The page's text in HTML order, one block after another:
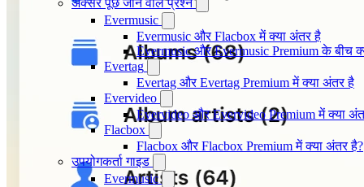
अक्सर पूछे जाने वाले प्रश्न
Evermusic
Evermusic और Flacbox में क्या अंतर है
Evermusic और Evermusic Premium के बीच
Evertag
Evertag और Evertag Premium में क्या अंतर है
Evervideo
Evervideo और Evervideo Premium में क्या
Flacbox
Flacbox और Flacbox Premium में क्या अंतर है?
उपयोगकर्ता गाइड
Evermusic